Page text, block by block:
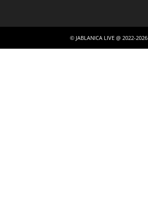
© JABLANICA LIVE @ 2022-2026